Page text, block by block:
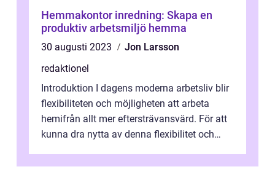
Hemmakontor inredning: Skapa en
produktiv arbetsmiljö hemma
30 augusti 2023
Jon Larsson
redaktionel
Introduktion I dagens moderna arbetsliv blir
flexibiliteten och möjligheten att arbeta
hemifrån allt mer eftersträvansvärd. För att
kunna dra nytta av denna flexibilitet och